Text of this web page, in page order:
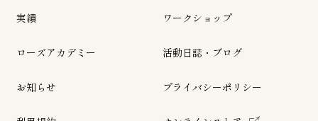
実績 ワークショップ
ローズアカデミー 活動日誌・ブログ
お知らせ プライバシーポリシー